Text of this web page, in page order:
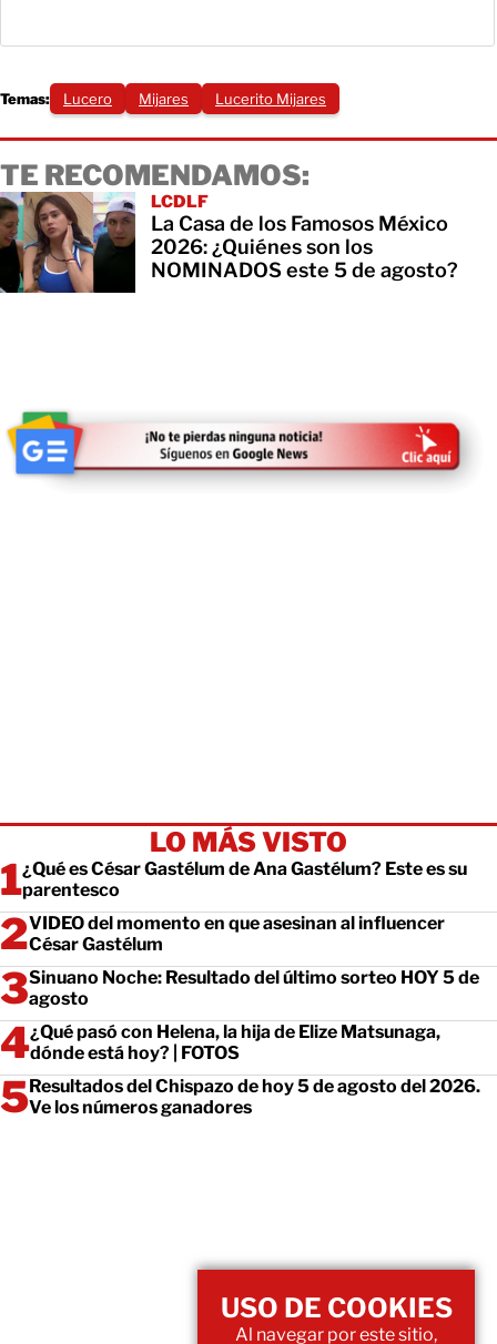
Temas: Lucero Mijares Lucerito Mijares
TE RECOMENDAMOS:
LCDLF
La Casa de los Famosos México
2026: ¿Quiénes son los
NOMINADOS este 5 de agosto?
LO MÁS VISTO
¿Qué es César Gastélum de Ana Gastélum? Este es su
parentesco
VIDEO del momento en que asesinan al influencer
César Gastélum
Sinuano Noche: Resultado del último sorteo HOY 5 de
agosto
¿Qué pasó con Helena, la hija de Elize Matsunaga,
dónde está hoy? | FOTOS
Resultados del Chispazo de hoy 5 de agosto del 2026.
Ve los números ganadores
USO DE COOKIES
Al navegar por este sitio,